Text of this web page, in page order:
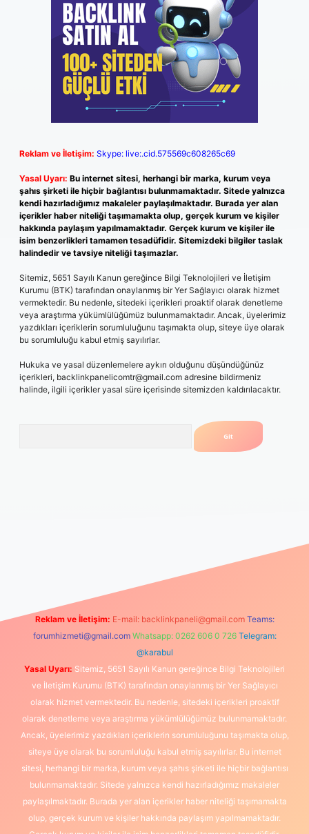
Reklam ve İletişim: Skype: live:.cid.575569c608265c69
Yasal Uyarı: Bu internet sitesi, herhangi bir marka, kurum veya
şahıs şirketi ile hiçbir bağlantısı bulunmamaktadır. Sitede yalnızca
kendi hazırladığımız makaleler paylaşılmaktadır. Burada yer alan
içerikler haber niteliği taşımamakta olup, gerçek kurum ve kişiler
hakkında paylaşım yapılmamaktadır. Gerçek kurum ve kişiler ile
isim benzerlikleri tamamen tesadüfidir. Sitemizdeki bilgiler taslak
halindedir ve tavsiye niteliği taşımazlar.
Sitemiz, 5651 Sayılı Kanun gereğince Bilgi Teknolojileri ve İletişim
Kurumu (BTK) tarafından onaylanmış bir Yer Sağlayıcı olarak hizmet
vermektedir. Bu nedenle, sitedeki içerikleri proaktif olarak denetleme
veya araştırma yükümlülüğümüz bulunmamaktadır. Ancak, üyelerimiz
yazdıkları içeriklerin sorumluluğunu taşımakta olup, siteye üye olarak
bu sorumluluğu kabul etmiş sayılırlar.
Hukuka ve yasal düzenlemelere aykırı olduğunu düşündüğünüz
içerikleri, backlinkpanelicomtr@gmail.com adresine bildirmeniz
halinde, ilgili içerikler yasal süre içerisinde sitemizden kaldırılacaktır.
Reklam ve İletişim: E-mail: backlinkpaneli@gmail.com Teams:
forumhizmeti@gmail.com Whatsapp: 0262 606 0 726 Telegram:
@karabul
Yasal Uyarı: Sitemiz, 5651 Sayılı Kanun gereğince Bilgi Teknolojileri
ve İletişim Kurumu (BTK) tarafından onaylanmış bir Yer Sağlayıcı
olarak hizmet vermektedir. Bu nedenle, sitedeki içerikleri proaktif
olarak denetleme veya araştırma yükümlülüğümüz bulunmamaktadır.
Ancak, üyelerimiz yazdıkları içeriklerin sorumluluğunu taşımakta olup,
siteye üye olarak bu sorumluluğu kabul etmiş sayılırlar. Bu internet
sitesi, herhangi bir marka, kurum veya şahıs şirketi ile hiçbir bağlantısı
bulunmamaktadır. Sitede yalnızca kendi hazırladığımız makaleler
paylaşılmaktadır. Burada yer alan içerikler haber niteliği taşımamakta
olup, gerçek kurum ve kişiler hakkında paylaşım yapılmamaktadır.